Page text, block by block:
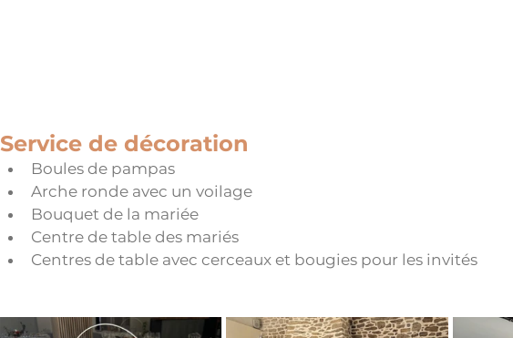
Service de décoration
Boules de pampas
Arche ronde avec un voilage
Bouquet de la mariée
Centre de table des mariés
Centres de table avec cerceaux et bougies pour les invités